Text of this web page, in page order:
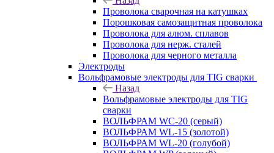
Проволока сварочная на катушках
Порошковая самозащитная проволока
Проволока для алюм. сплавов
Проволока для нерж. сталей
Проволока для черного металла
Электроды
Вольфрамовые электроды для TIG сварки
Назад
Вольфрамовые электроды для TIG
сварки
ВОЛЬФРАМ WC-20 (серый)
ВОЛЬФРАМ WL-15 (золотой)
ВОЛЬФРАМ WL-20 (голубой)